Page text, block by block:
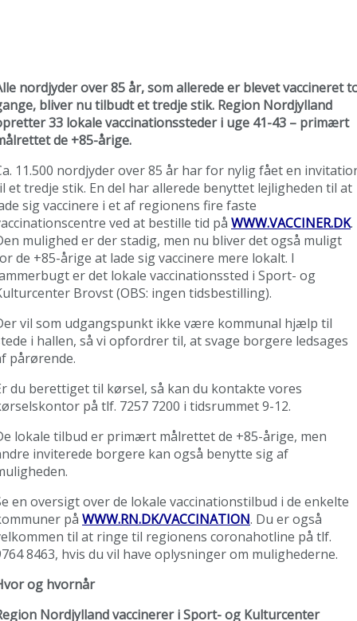
nordjyder over 85 år, som allerede er blevet vaccineret
bliver nu tilbudt et tredje stik. Region Nordjylland
33 lokale vaccinationssteder i uge 41-43 – primært
de +85-årige.
11.500 nordjyder over 85 år har for nylig fået en
et tredje stik. En del har allerede benyttet lejligheden til at
sig vaccinere i et af regionens fire faste
ved at bestille tid på WWW.VACCINER.DK.
mulighed er der stadig, men nu bliver det også muligt
de +85-årige at lade sig vaccinere mere lokalt. I
er det lokale vaccinationssted i Sport- og
Brovst (OBS: ingen tidsbestilling).
vil som udgangspunkt ikke være kommunal hjælp til
i hallen, så vi opfordrer til, at svage borgere ledsages
pårørende.
du berettiget til kørsel, så kan du kontakte vores
på tlf. 7257 7200 i tidsrummet 9-12.
lokale tilbud er primært målrettet de +85-årige, men
inviterede borgere kan også benytte sig af
en oversigt over de lokale vaccinationstilbud i de enkelte
på WWW.RN.DK/VACCINATION. Du er også
til at ringe til regionens coronahotline på tlf.
8463, hvis du vil have oplysninger om mulighederne.
og hvornår
Nordjylland vaccinerer i Sport- og Kulturcenter